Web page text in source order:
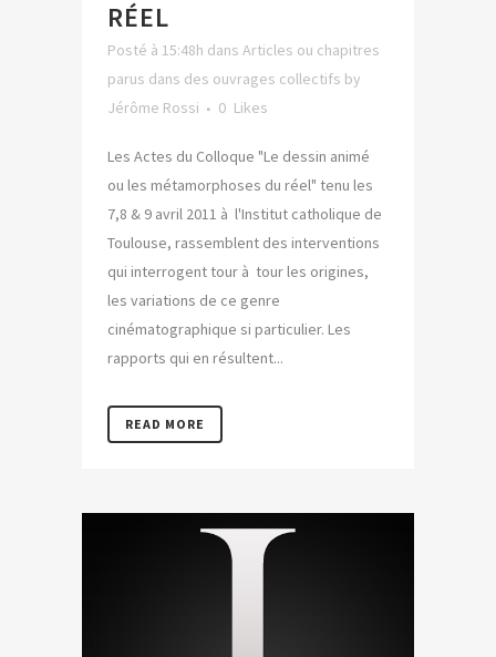
RÉEL
Posté à 15:48h dans Articles ou chapitres
parus dans des ouvrages collectifs by
Jérôme Rossi
0 Likes
Les Actes du Colloque "Le dessin animé
ou les métamorphoses du réel" tenu les
7,8 & 9 avril 2011 à l'Institut catholique de
Toulouse, rassemblent des interventions
qui interrogent tour à tour les origines,
les variations de ce genre
cinématographique si particulier. Les
rapports qui en résultent...
READ MORE